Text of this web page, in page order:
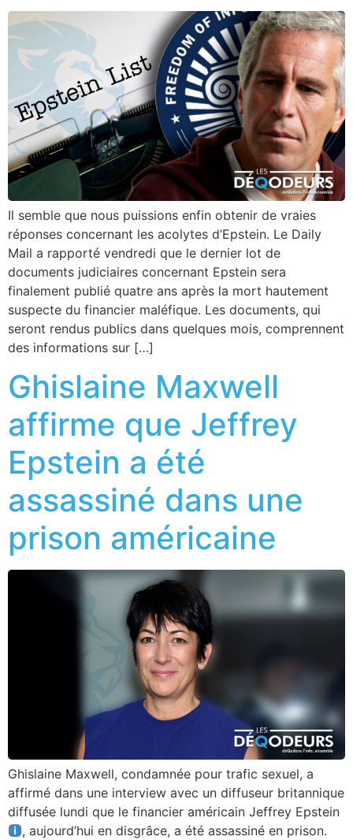
Il semble que nous puissions enfin obtenir de vraies
réponses concernant les acolytes d’Epstein. Le Daily
Mail a rapporté vendredi que le dernier lot de
documents judiciaires concernant Epstein sera
finalement publié quatre ans après la mort hautement
suspecte du financier maléfique. Les documents, qui
seront rendus publics dans quelques mois, comprennent
des informations sur […]
Ghislaine Maxwell
affirme que Jeffrey
Epstein a été
assassiné dans une
prison américaine
Ghislaine Maxwell, condamnée pour trafic sexuel, a
affirmé dans une interview avec un diffuseur britannique
diffusée lundi que le financier américain Jeffrey Epstein
, aujourd’hui en disgrâce, a été assassiné en prison.